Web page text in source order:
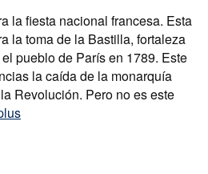
la fiesta nacional francesa. Esta
la toma de la Bastilla, fortaleza
pueblo de París en 1789. Este
la caída de la monarquía
Revolución. Pero no es este